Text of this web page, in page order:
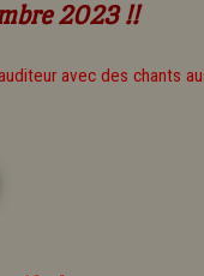
2023 !!
avec des chants